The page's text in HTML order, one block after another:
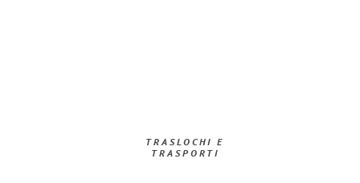
TRASLOCHI E
TRASPORTI​